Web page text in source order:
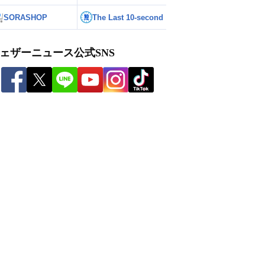
SORASHOP The Last 10-second
ザーニュース公式SNS